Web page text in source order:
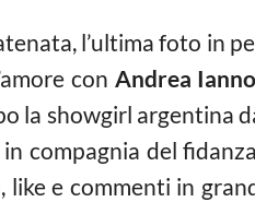
l’ultima foto in
con Andrea
la showgirl argentina
compagnia del
like e commenti in